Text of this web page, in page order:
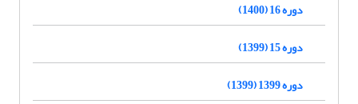
دوره 16 (1400)
دوره 15 (1399)
دوره 1399 (1399)